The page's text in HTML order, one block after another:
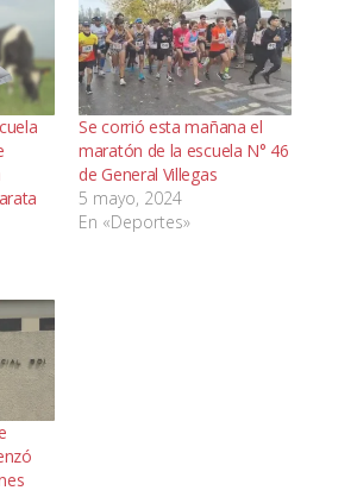
Se corrió esta mañana el
maratón de la escuela N° 46
de General Villegas
5 mayo, 2024
En «Deportes»